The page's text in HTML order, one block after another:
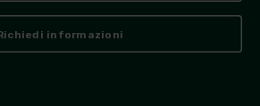
informazioni